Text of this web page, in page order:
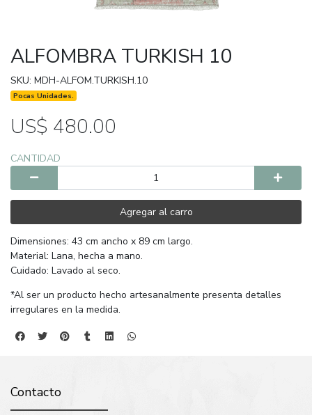
ALFOMBRA TURKISH 10
SKU: MDH-ALFOM.TURKISH.10
Pocas Unidades.
US$ 480.00
CANTIDAD
Agregar al carro
Dimensiones: 43 cm ancho x 89 cm largo.
Material: Lana, hecha a mano.
Cuidado: Lavado al seco.
*Al ser un producto hecho artesanalmente presenta detalles
irregulares en la medida.
Contacto